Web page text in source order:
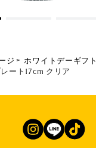
ジ
ホワイトデーギフト
ート17cm クリア